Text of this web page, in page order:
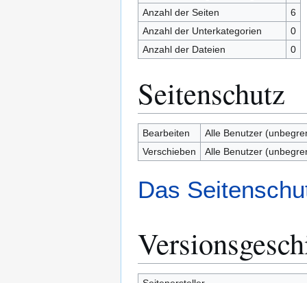
Anzahl der Seiten
6
Anzahl der Unterkategorien
0
Anzahl der Dateien
0
Seitenschutz
Bearbeiten
Alle Benutzer
Verschieben
Alle Benutzer
Das